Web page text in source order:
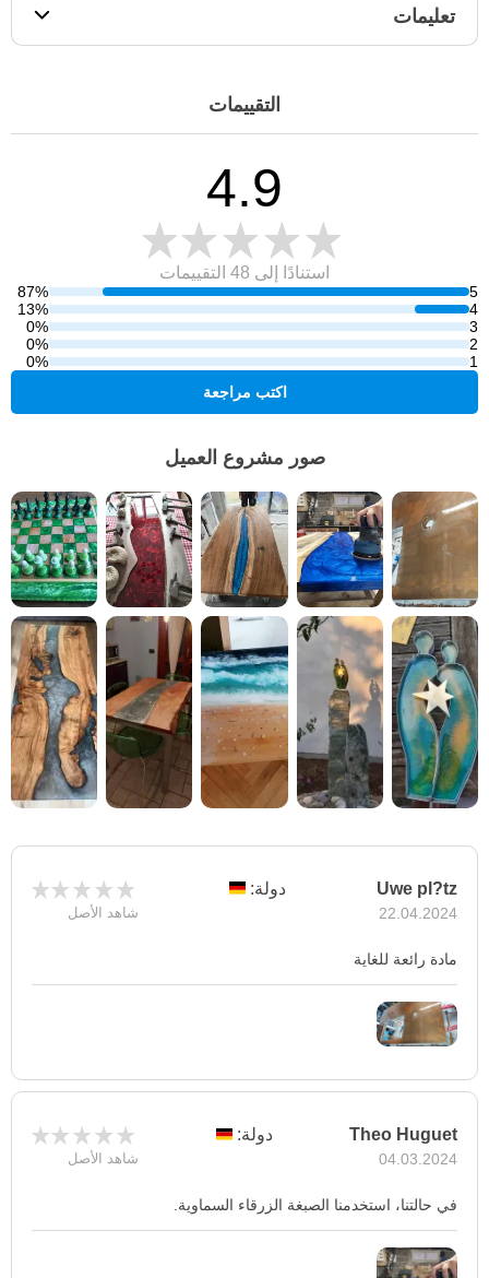
تعليمات
التقييمات
5
87%
4
13%
3
0%
2
0%
1
0%
4.9
استنادًا إلى 48 التقييمات
اكتب مراجعة
صور مشروع العميل
Uwe pl?tz
22.04.2024
دولة:
شاهد الأصل
مادة رائعة للغاية
Theo Huguet
04.03.2024
دولة:
شاهد الأصل
في حالتنا، استخدمنا الصبغة الزرقاء السماوية.